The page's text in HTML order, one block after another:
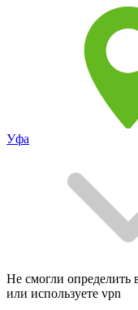
Уфа
Не смогли
или используете vpn